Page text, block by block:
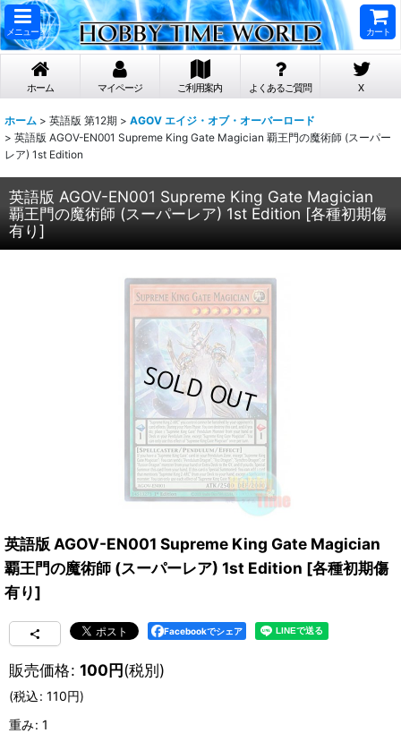
メニュー カート
ホーム マイページ ご利用案内 よくあるご質問 X
ホーム > 英語版 第12期 > AGOV エイジ・オブ・オーバーロード
> 英語版 AGOV-EN001 Supreme King Gate Magician 覇王門の魔術師 (スーパー
レア) 1st Edition
英語版 AGOV-EN001 Supreme King Gate Magician
覇王門の魔術師 (スーパーレア) 1st Edition [各種初期傷
有り]
英語版 AGOV-EN001 Supreme King Gate Magician
覇王門の魔術師 (スーパーレア) 1st Edition [各種初期傷
有り]
Facebookでシェア
販売価格: 100円(税別)
(税込: 110円)
重み: 1